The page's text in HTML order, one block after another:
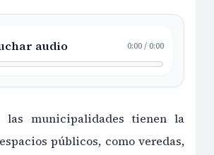
audio 0:00/0:00
las municipalidades tienen la
públicos, como veredas,